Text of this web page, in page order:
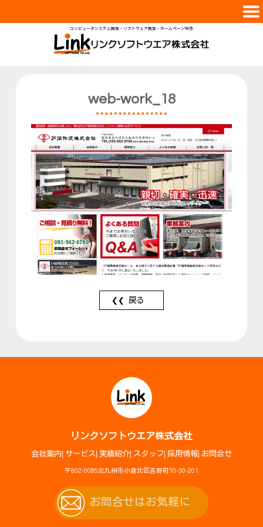
コンピュータシステム開発・ソフトウェア開発・ホームページ制作
採用情報
お問合せ
web-work_18
戻る
リンクソフトウエア株式会社
会社案内 サービス 実績紹介 スタッフ 採用情報 お問合せ
〒802-0085北九州市小倉北区吉野町10-30-201
お問合せはお気軽に